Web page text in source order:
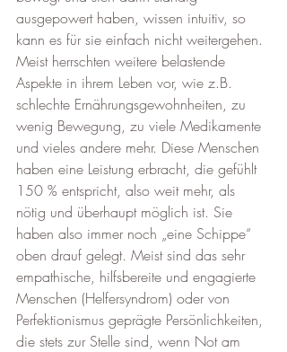
ausgepowert haben, wissen intuitiv, so
kann es für sie einfach nicht weitergehen.
Meist herrschten weitere belastende
Aspekte in ihrem Leben vor, wie z.B.
schlechte Ernährungsgewohnheiten, zu
wenig Bewegung, zu viele Medikamente
und vieles andere mehr. Diese Menschen
haben eine Leistung erbracht, die gefühlt
150 % entspricht, also weit mehr, als
nötig und überhaupt möglich ist. Sie
haben also immer noch „eine Schippe“
oben drauf gelegt. Meist sind das sehr
empathische, hilfsbereite und engagierte
Menschen (Helfersyndrom) oder von
Perfektionismus geprägte Persönlichkeiten,
die stets zur Stelle sind, wenn Not am